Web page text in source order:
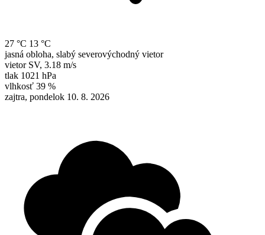
27 °C 13 °C
jasná obloha, slabý severovýchodný vietor
vietor SV, 3.18 m/s
tlak 1021 hPa
vlhkosť 39 %
zajtra, pondelok 10. 8. 2026